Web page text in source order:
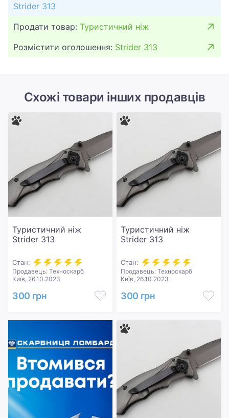
Strider 313
Продати товар: Туристичний ніж
Розмістити оголошення: Strider 313
Схожі товари інших продавців
Туристичний ніж
Strider 313
Стан:
Продавець: Техноскарб
Київ, 26.10.2023
300 грн
Туристичний ніж
Strider 313
Стан:
Продавець: Техноскарб
Київ, 26.10.2023
300 грн